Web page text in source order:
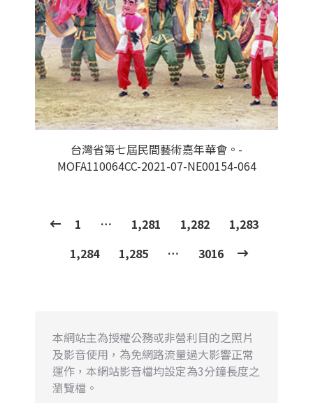
台灣省第七屆民間藝術嘉年華會。-
MOFA110064CC-2021-07-NE00154-064
1 … 1,281 1,282
1,283
1,284
1,285 … 3016
本網站主為授權公務或非營利目的之照片
及影音使用，為免網路流量過大影響正常
運作，本網站影音檔均設定為3分鐘長度之
瀏覽檔。